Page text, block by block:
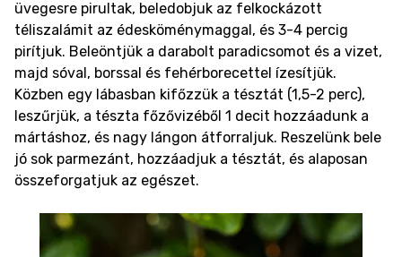
üvegesre pirultak, beledobjuk az felkockázott
téliszalámit az édesköménymaggal, és 3-4 percig
pirítjuk. Beleöntjük a darabolt paradicsomot és a vizet,
majd sóval, borssal és fehérborecettel ízesítjük.
Közben egy lábasban kifőzzük a tésztát (1,5-2 perc),
leszűrjük, a tészta főzővizéből 1 decit hozzáadunk a
mártáshoz, és nagy lángon átforraljuk. Reszelünk bele
jó sok parmezánt, hozzáadjuk a tésztát, és alaposan
összeforgatjuk az egészet.